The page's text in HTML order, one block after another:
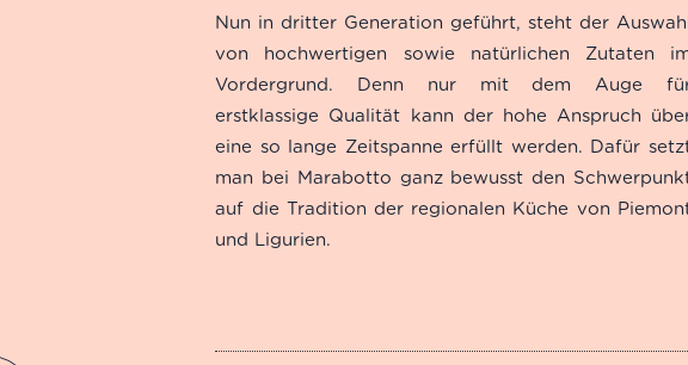
Nun in dritter Generation geführt, steht der
von hochwertigen sowie natürlichen Zutaten
Vordergrund. Denn nur mit dem Auge
erstklassige Qualität kann der hohe Anspruch
eine so lange Zeitspanne erfüllt werden. Dafür
man bei Marabotto ganz bewusst den
auf die Tradition der regionalen Küche von
und Ligurien.